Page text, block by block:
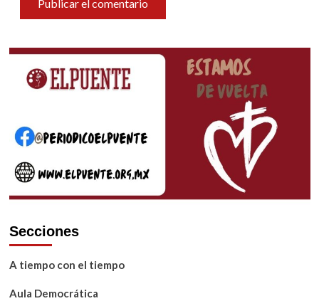
Secciones
A tiempo con el tiempo
Aula Democrática